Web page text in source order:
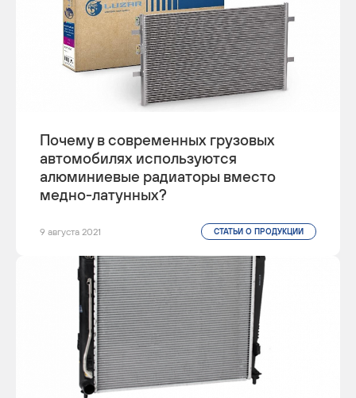
Почему в современных грузовых
автомобилях используются
алюминиевые радиаторы вместо
медно-латунных?
9 августа 2021 СТАТЬИ О ПРОДУКЦИИ